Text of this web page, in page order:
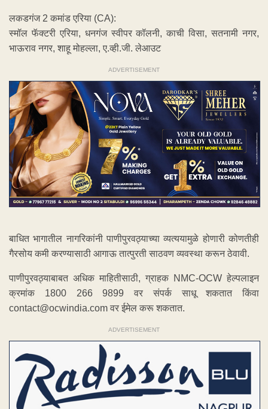
लकडगंज 2 कमांड एरिया (CA):
स्मॉल फॅक्टरी एरिया, धनगंज स्वीपर कॉलनी, काची विसा, सतनामी नगर,
भाऊराव नगर, शाहू मोहल्ला, ए.व्ही.जी. लेआउट
ADVERTISEMENT
बाधित भागातील नागरिकांनी पाणीपुरवठ्याच्या व्यत्ययामुळे होणारी कोणतीही
गैरसोय कमी करण्यासाठी आगाऊ तात्पुरती साठवण व्यवस्था करून ठेवावी.
पाणीपुरवठ्याबाबत अधिक माहितीसाठी, ग्राहक NMC-OCW हेल्पलाइन
क्रमांक 1800 266 9899 वर संपर्क साधू शकतात किंवा
contact@ocwindia.com वर ईमेल करू शकतात.
ADVERTISEMENT